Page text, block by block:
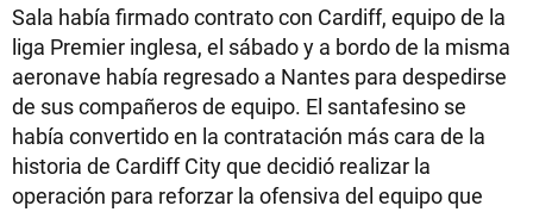
Sala había firmado contrato con Cardiff, equipo de la
liga Premier inglesa, el sábado y a bordo de la misma
aeronave había regresado a Nantes para despedirse
de sus compañeros de equipo. El santafesino se
había convertido en la contratación más cara de la
historia de Cardiff City que decidió realizar la
operación para reforzar la ofensiva del equipo que